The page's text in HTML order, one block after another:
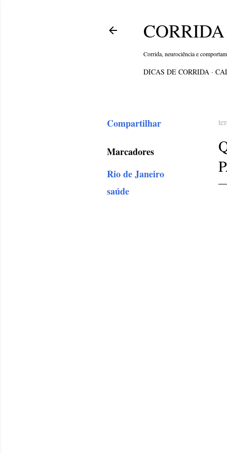
Corrida, neurociência e
DICAS DE CORRIDA
Compartilhar
Marcadores
Rio de Janeiro
saúde